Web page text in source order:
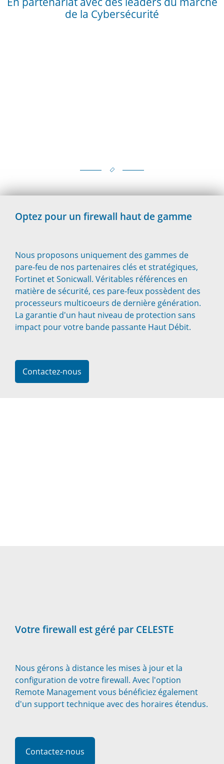
de la Cybersécurité
Optez pour un firewall haut de gamme
Nous proposons uniquement des gammes de
pare-feu de nos partenaires clés et stratégiques,
Fortinet et Sonicwall. Véritables références en
matière de sécurité, ces pare-feux possèdent des
processeurs multicoeurs de dernière génération.
La garantie d'un haut niveau de protection sans
impact pour votre bande passante Haut Débit.
Contactez-nous
Votre firewall est géré par CELESTE
Nous gérons à distance les mises à jour et la
configuration de votre firewall. Avec l'option
Remote Management vous bénéficiez également
d'un support technique avec des horaires étendus.
Contactez-nous